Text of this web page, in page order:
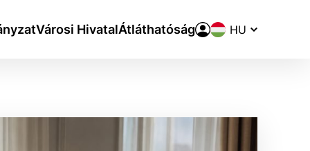
Városi HivatalÁtláthatóság Nyelvváltó